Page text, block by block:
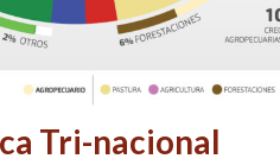
Tri-nacional